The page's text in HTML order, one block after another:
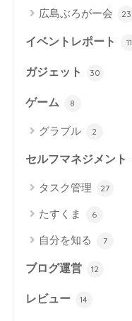
広島ぶろがー会 23
イベントレポート 11
ガジェット 30
ゲーム 8
グラブル 2
セルフマネジメント
タスク管理 27
たすくま 6
自分を知る 7
ブログ運営 12
レビュー 14